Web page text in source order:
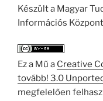
Készült a Magyar
Információs
Ez a Mű a Creative
tovább! 3.0
megfelelően